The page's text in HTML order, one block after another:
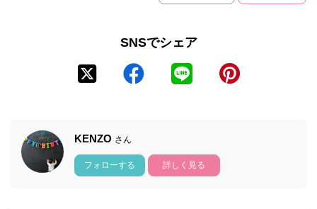
SNSでシェア
KENZO さん
フォローする 詳しく見る